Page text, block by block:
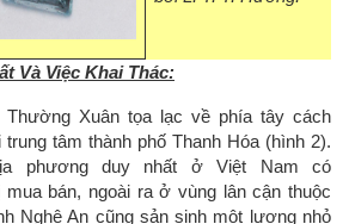
Và Việc Khai Thác:
Thường Xuân tọa lạc về phía tây cách
tâm thành phố Thanh Hóa (hình 2).
phương duy nhất ở Việt Nam có
mua bán, ngoài ra ở vùng lân cận thuộc
Nghệ An cũng sản sinh một lượng nhỏ